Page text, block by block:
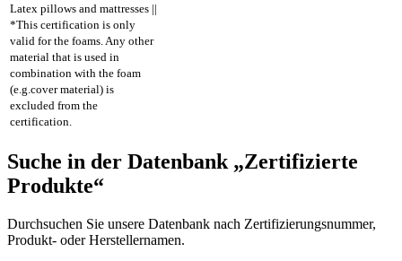
Latex pillows and mattresses ||
*This certification is only
valid for the foams. Any other
material that is used in
combination with the foam
(e.g.cover material) is
excluded from the
certification.
Suche in der Datenbank „Zertifizierte
Produkte“
Durchsuchen Sie unsere Datenbank nach Zertifizierungsnummer,
Produkt- oder Herstellernamen.